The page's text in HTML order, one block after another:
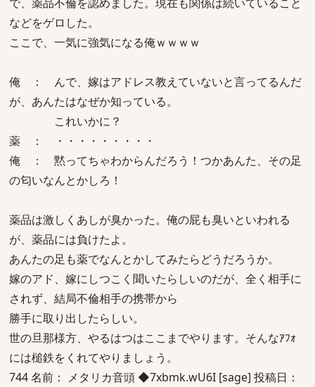
などをゲロした。
ここで、一気に強気になる俺ｗｗｗｗ
俺 ： んで、嫁はアドレス教えていないと言ってるんだ
が、あんたはなぜか知っている。
これいかに？
薬 ： ・・・・・・・・・
俺 ： 黙ってちゃわからんだろう！つかあんた、その足
の匂いなんとかしろ！
薬品は激しくあしが臭かった。俺の屁も臭いといわれる
が、薬品には負けたよ。
あんたの足も薬でなんとかしてみたらどうだろうか。
嫁のアド、嫁にしつこく聞いたらしいのだが、全く相手に
されず、結局不倫相手の携帯から
勝手に取り出したらしい。
世の旦那様方、やるはつはここまでやります。そんなｱﾌｫ
には槌鉄をくれてやりましょう。
744 名前： メタリカ音頭 ◆7xbmk.wU6I [sage] 投稿日：